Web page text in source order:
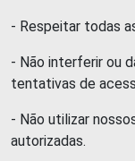
- Respeitar todas
- Não interferir ou
tentativas de
- Não utilizar
autorizadas.